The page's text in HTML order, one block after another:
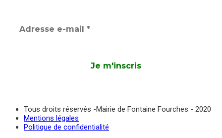
Tous droits réservés -Mairie de Fontaine Fourches - 2020
Mentions légales
Politique de confidentialité